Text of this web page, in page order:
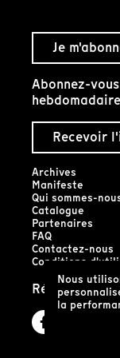
Nous
la
Je
Abonnez-
Recevoir
Archives
Manifeste
Qui sommes-
Catalogue
Partenaires
FAQ
Contactez-nous
Conditions
Réseaux